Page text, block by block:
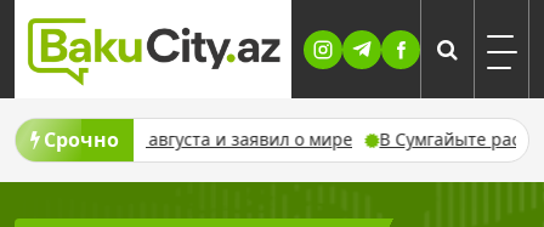
Skip
content
Срочно
8 августа и заявил о мире В Сумгайыте расширяется